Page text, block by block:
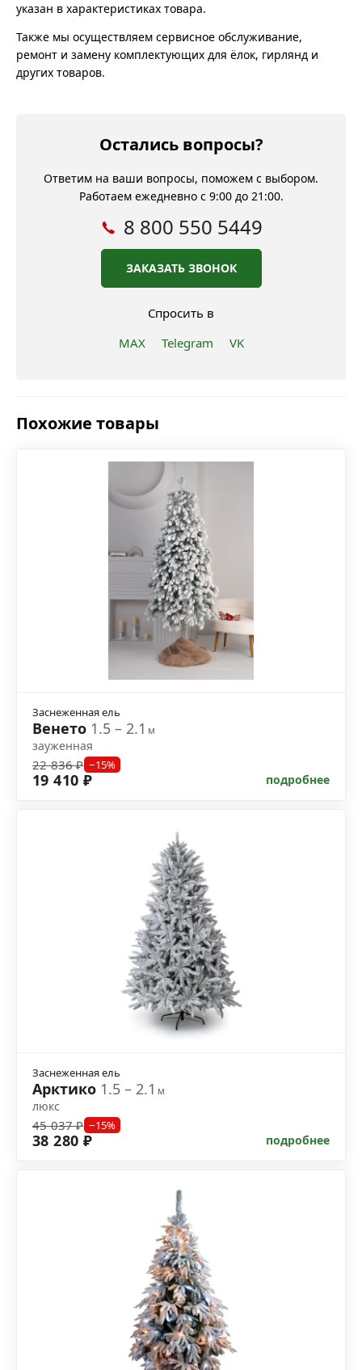
указан в характеристиках товара.
Также мы осуществляем сервисное обслуживание,
ремонт и замену комплектующих для ёлок, гирлянд и
других товаров.
Остались вопросы?
Ответим на ваши вопросы, поможем с выбором.
Работаем ежедневно с 9:00 до 21:00.
8 800 550 5449
ЗАКАЗАТЬ ЗВОНОК
Спросить в
MAX
Telegram VK
Похожие товары
Заснеженная ель
Венето 1.5 – 2.1м
зауженная
22 836 ₽ −15%
19 410 ₽ подробнее
Заснеженная ель
Арктико 1.5 – 2.1м
люкс
45 037 ₽ −15%
38 280 ₽ подробнее